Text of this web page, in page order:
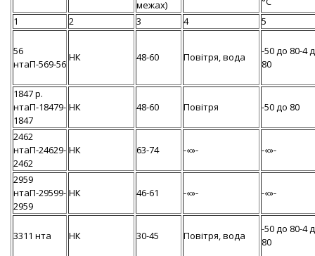
межах)
1
2 3 4 5
56
нтаП-569-56
НК 48-60 Повітря, вода
-50 до 80-4
80
1847 р.
нтаП-18479-
1847
НК 48-60 Повітря -50 до 80
2462
нтаП-24629-
2462
НК 63-74 -«»- -«»-
2959
нтаП-29599-
2959
НК 46-61 -«»- -«»-
3311 нта НК 30-45 Повітря, вода
-50 до 80-4
80